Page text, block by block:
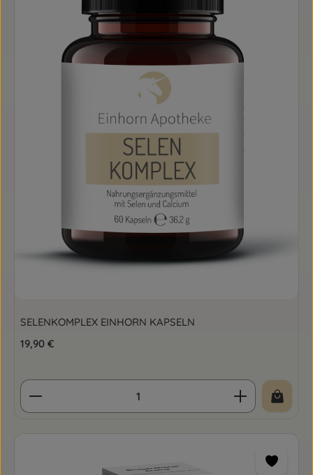
SELENKOMPLEX EINHORN KAPSELN
Regulärer Preis:
19,90 €
Produkt Anzahl: Gib den gewünschten Wert